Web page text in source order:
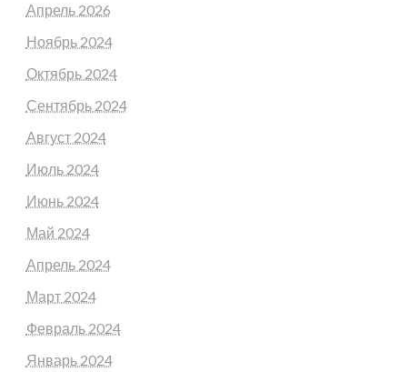
Апрель 2026
Ноябрь 2024
Октябрь 2024
Сентябрь 2024
Август 2024
Июль 2024
Июнь 2024
Май 2024
Апрель 2024
Март 2024
Февраль 2024
Январь 2024